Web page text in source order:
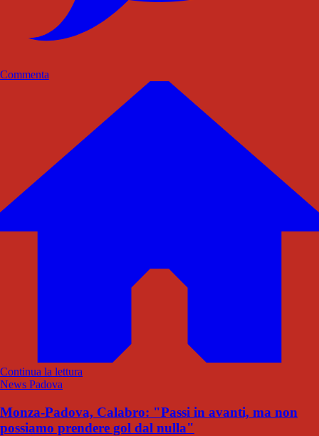
Commenta
Continua la lettura
News Padova
Monza-Padova, Calabro: "Passi in avanti, ma non
possiamo prendere gol dal nulla"